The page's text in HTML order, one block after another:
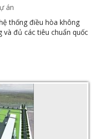
án
thống điều hòa không
đủ các tiêu chuẩn quốc